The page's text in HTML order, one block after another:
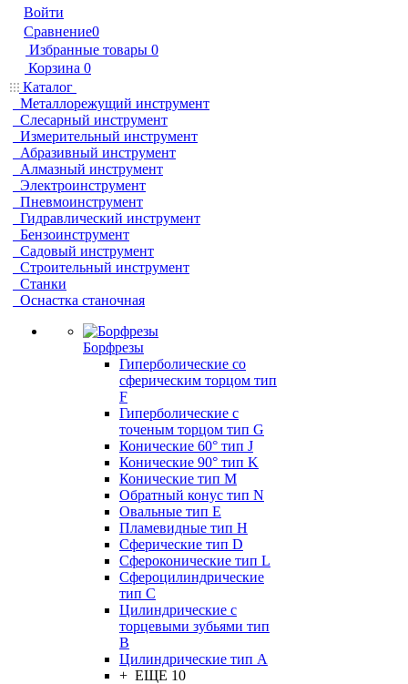
Войти
Сравнение0
Избранные товары 0
Корзина 0
Каталог
Металлорежущий инструмент
Слесарный инструмент
Измерительный инструмент
Абразивный инструмент
Алмазный инструмент
Электроинструмент
Пневмоинструмент
Гидравлический инструмент
Бензоинструмент
Садовый инструмент
Строительный инструмент
Станки
Оснастка станочная
Борфрезы
Гиперболические cо
сферическим торцом тип
F
Гиперболические с
точеным торцом тип G
Конические 60° тип J
Конические 90° тип K
Конические тип M
Обратный конус тип N
Овальные тип E
Пламевидные тип H
Сферические тип D
Сфероконические тип L
Сфероцилиндрические
тип C
Цилиндрические с
торцевыми зубьями тип
B
Цилиндрические тип А
+ ЕЩЕ 10